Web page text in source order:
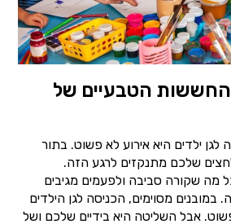
החששות הטבעיים של
ילדים היא אירוע לא פשוט. בתור
שלכם מתנקזים לרגע הזה.
מה שקורה סביבה ולפעמים מגיבים
במובנים מסוימים, הכניסה לגן הילדים
אבל השליטה היא בידיים שלכם ושל